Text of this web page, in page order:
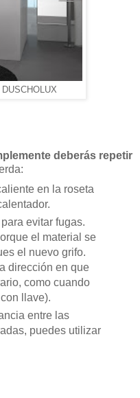
deberás repetir
en la roseta
evitar fugas.
el material se
el nuevo grifo.
dirección en que
como cuando
llave).
entre las
puedes utilizar